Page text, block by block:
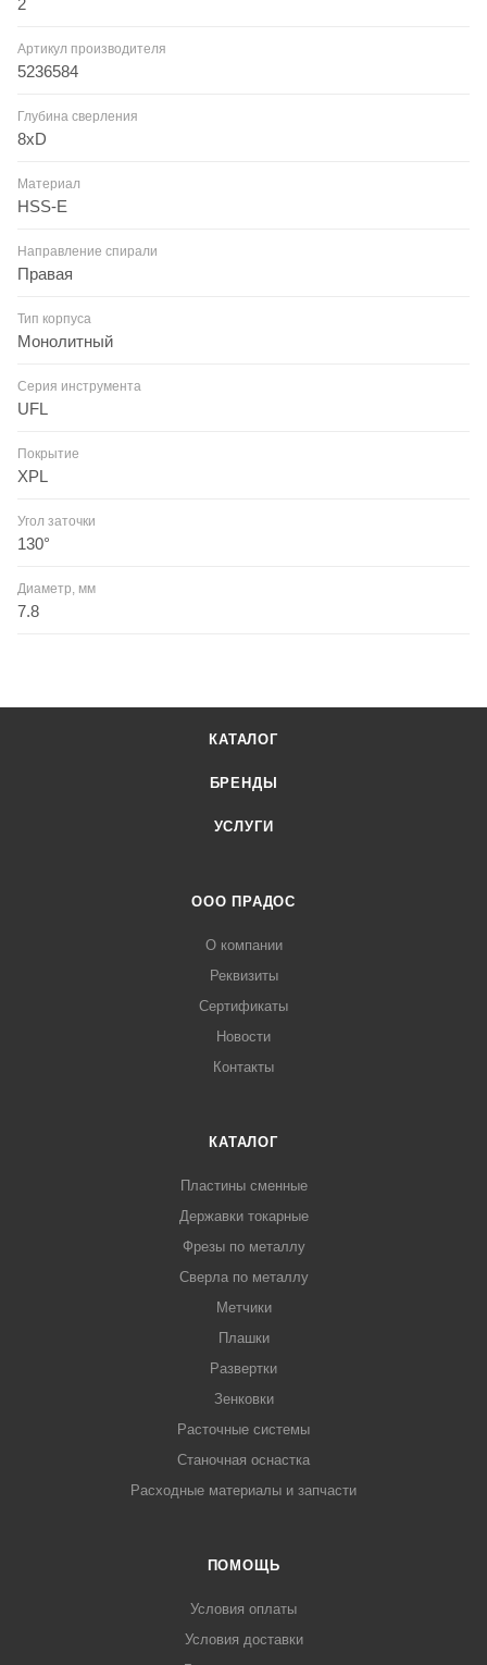
2
Артикул производителя
5236584
Глубина сверления
8xD
Материал
HSS-E
Направление спирали
Правая
Тип корпуса
Монолитный
Серия инструмента
UFL
Покрытие
XPL
Угол заточки
130°
Диаметр, мм
7.8
КАТАЛОГ
БРЕНДЫ
УСЛУГИ
ООО ПРАДОС
О компании
Реквизиты
Сертификаты
Новости
Контакты
КАТАЛОГ
Пластины сменные
Державки токарные
Фрезы по металлу
Сверла по металлу
Метчики
Плашки
Развертки
Зенковки
Расточные системы
Станочная оснастка
Расходные материалы и запчасти
ПОМОЩЬ
Условия оплаты
Условия доставки